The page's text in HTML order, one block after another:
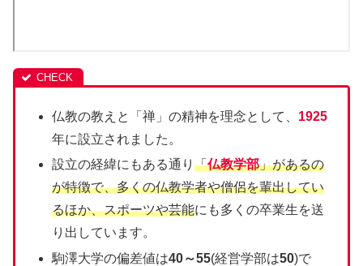
仏教の教えと「禅」の精神を理念として、 1925
年に設立されました。
設立の経緯にもある通り「仏教学部」があるの
が特徴で、多くの仏教学者や僧侶を輩出してい
るほか、スポーツや芸能にも多くの卒業生を送
り出しています。
駒澤大学の偏差値は40～55(経営学部は50)で